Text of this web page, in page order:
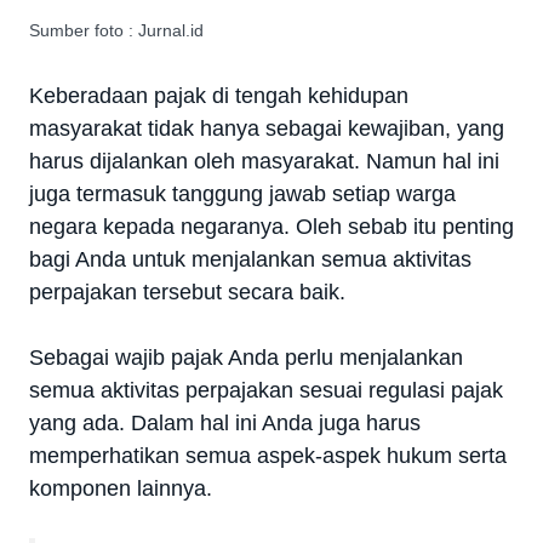
Sumber foto : Jurnal.id
Keberadaan pajak di tengah kehidupan
masyarakat tidak hanya sebagai kewajiban, yang
harus dijalankan oleh masyarakat. Namun hal ini
juga termasuk tanggung jawab setiap warga
negara kepada negaranya. Oleh sebab itu penting
bagi Anda untuk menjalankan semua aktivitas
perpajakan tersebut secara baik.
Sebagai wajib pajak Anda perlu menjalankan
semua aktivitas perpajakan sesuai regulasi pajak
yang ada. Dalam hal ini Anda juga harus
memperhatikan semua aspek-aspek hukum serta
komponen lainnya.